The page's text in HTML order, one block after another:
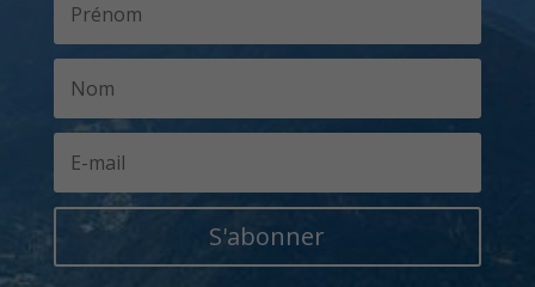
S'abonner